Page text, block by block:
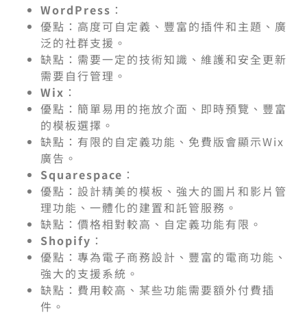
WordPress ：
優點：高度可自定義、豐富的插件和主題、廣
泛的社群支援。
缺點：需要一定的技術知識、維護和安全更新
需要自行管理。
Wix ：
優點：簡單易用的拖放介面、即時預覽、豐富
的模板選擇。
缺點：有限的自定義功能、免費版會顯示Wix
廣告。
Squarespace ：
優點：設計精美的模板、強大的圖片和影片管
理功能、一體化的建置和託管服務。
缺點：價格相對較高、自定義功能有限。
Shopify ：
優點：專為電子商務設計、豐富的電商功能、
強大的支援系統。
缺點：費用較高、某些功能需要額外付費插
件。